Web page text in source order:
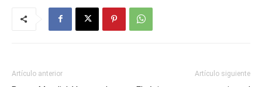
Artículo anterior Artículo siguiente